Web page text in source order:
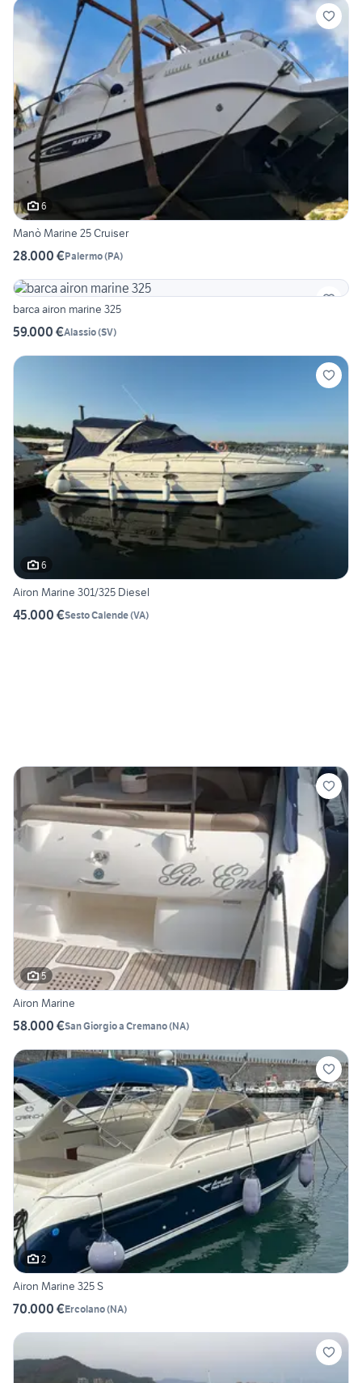
6
Manò Marine 25 Cruiser
28.000 €Palermo(PA)
barca airon marine 325
59.000 €Alassio(SV)
6
Airon Marine 301/325 Diesel
45.000 €Sesto Calende(VA)
5
Airon Marine
58.000 €San Giorgio a Cremano(NA)
2
Airon Marine 325 S
70.000 €Ercolano(NA)